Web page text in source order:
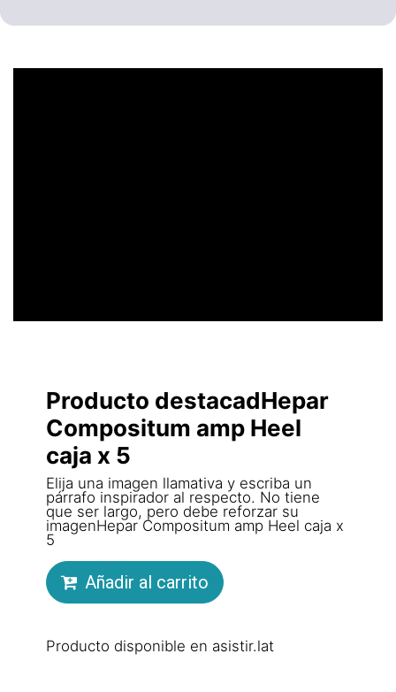
Producto destacadHepar
Compositum amp Heel
caja x 5
Elija una imagen llamativa y escriba un
párrafo inspirador al respecto. No tiene
que ser largo, pero debe reforzar su
imagenHepar Compositum amp Heel caja x
5
Añadir al carrito
Producto disponible en asistir.lat